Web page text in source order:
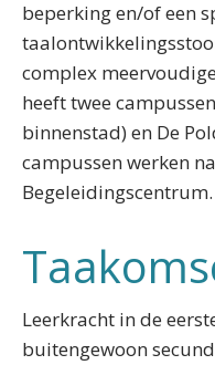
beperking en/of een
complex
heeft twee
binnenstad) en De
campussen werken
Begeleidingscentrum.
Leerkracht in de
buitengewoon